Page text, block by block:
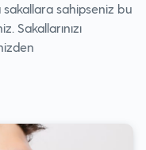
sakallara sahipseniz bu
Sakallarınızı